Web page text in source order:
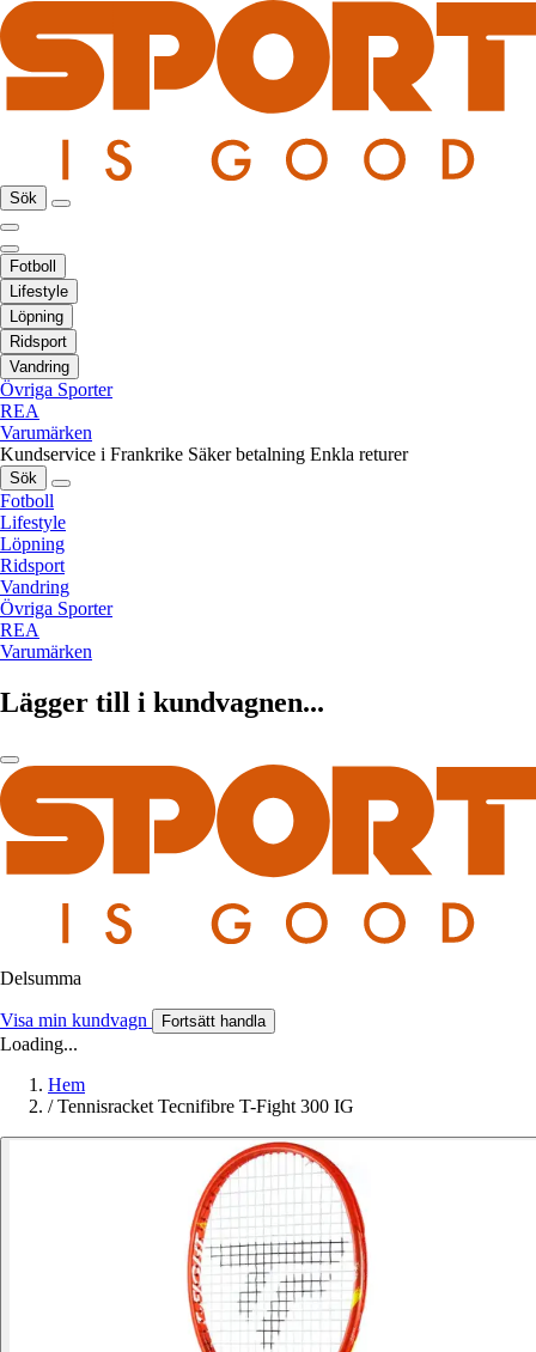
Sök
Fotboll
Lifestyle
Löpning
Ridsport
Vandring
Övriga Sporter
REA
Varumärken
Kundservice i Frankrike Säker betalning Enkla returer
Sök
Fotboll
Lifestyle
Löpning
Ridsport
Vandring
Övriga Sporter
REA
Varumärken
Lägger till i kundvagnen...
Delsumma
Visa min kundvagn Fortsätt handla
Loading...
Hem
/ Tennisracket Tecnifibre T-Fight 300 IG